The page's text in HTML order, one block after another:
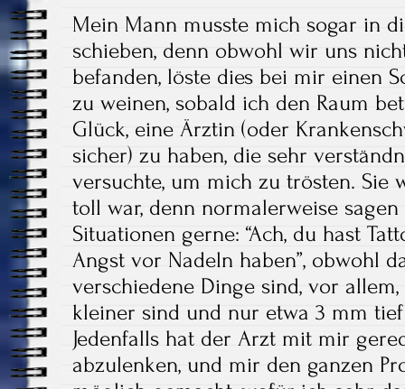
Mein Mann musste mich sogar in
schieben, denn obwohl wir uns
befanden, löste dies bei mir einen
zu weinen, sobald ich den Raum
Glück, eine Ärztin (oder
sicher) zu haben, die sehr
versuchte, um mich zu trösten. Sie
toll war, denn normalerweise
Situationen gerne: “Ach, du hast
Angst vor Nadeln haben”, obwohl
verschiedene Dinge sind, vor
kleiner sind und nur etwa 3 mm
Jedenfalls hat der Arzt mit mir
abzulenken, und mir den ganzen